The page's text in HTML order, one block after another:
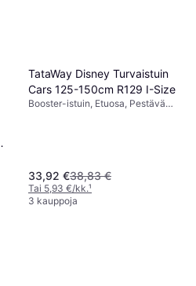
TataWay Disney Turvaistuin
Cars 125-150cm R129 I-Size
Booster-istuin, Etuosa, Pestävä
33,92 €38,83 €
Tai 5,93 €/kk.¹
3 kauppoja